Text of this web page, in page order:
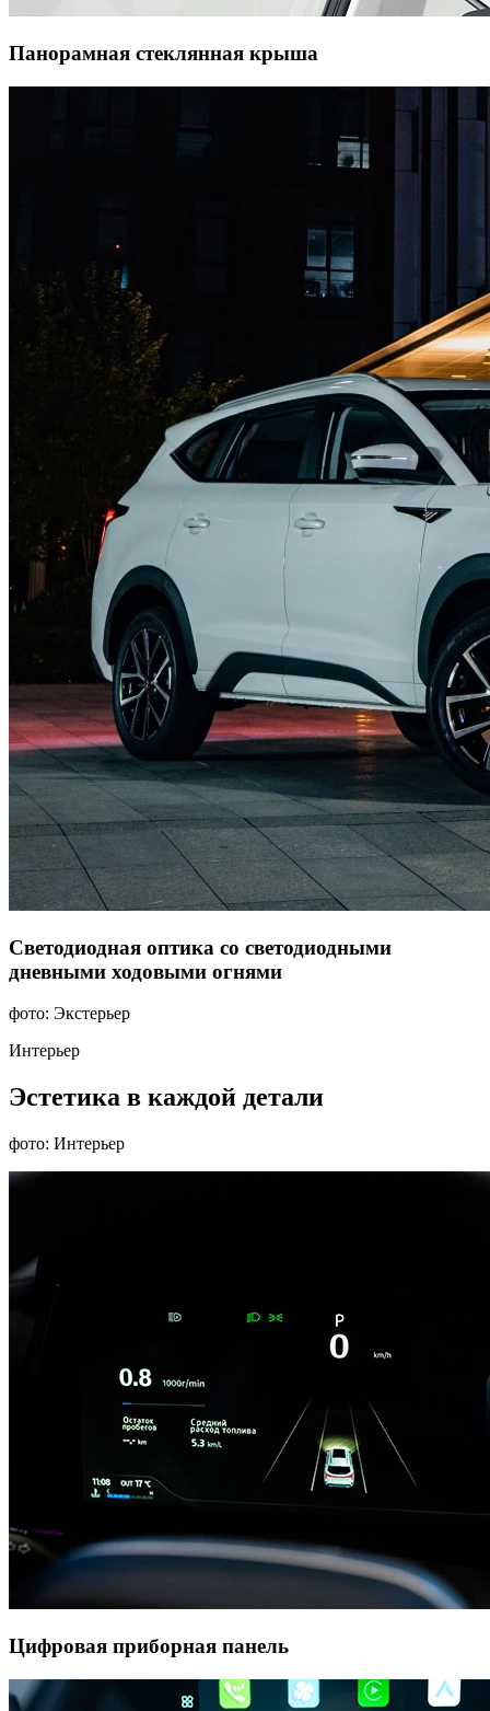
Панорамная стеклянная крыша
Светодиодная оптика со светодиодными
дневными ходовыми огнями
фото: Экстерьер
Интерьер
Эстетика в каждой детали
фото: Интерьер
Цифровая приборная панель